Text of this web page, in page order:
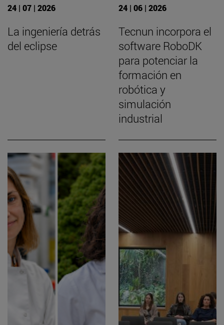
24 | 07 | 2026
La ingeniería detrás
del eclipse
24 | 06 | 2026
Tecnun incorpora el
software RoboDK
para potenciar la
formación en
robótica y
simulación
industrial